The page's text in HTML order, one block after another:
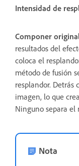
Intensidad de
Componer
resultados del
coloca el
método de fusión
resplandor. Detrás
imagen, lo que
Ninguno separa el
Nota